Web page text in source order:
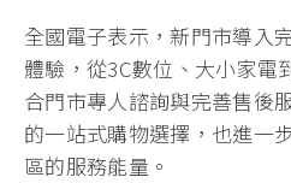
全國電子表示，新門市導入
體驗，從3C數位、大小家電
合門市專人諮詢與完善售後
的一站式購物選擇，也進一
區的服務能量。